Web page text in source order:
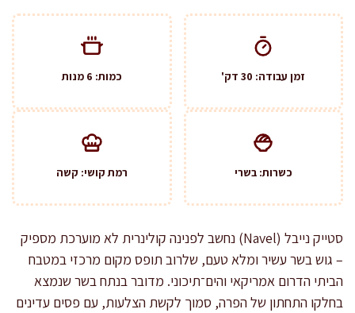
זמן עבודה: 30 דק' כמות: 6 מנות
כשרות: בשרי רמת קושי: קשה
סטייק נייבל (Navel) נחשב לפנינה קולינרית לא מוערכת מספיק
– גוש בשר עשיר ומלא טעם, שלרוב תופס מקום מרכזי במטבח
הביתי הדרום אמריקאי והים־תיכוני. מדובר בנתח בשר שנמצא
בחלקו התחתון של הפרה, סמוך לקשת הצלעות, עם פסים עדינים